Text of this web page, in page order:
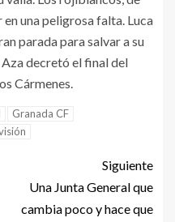
una peligrosa falta. Luca
parada para salvar a su
decretó el final del
Cármenes.
Granada CF
Siguiente
Una Junta General que
cambia poco y hace que